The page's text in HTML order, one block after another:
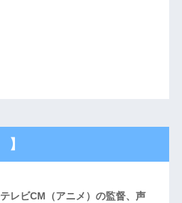
レビCM（アニメ）の監督、声